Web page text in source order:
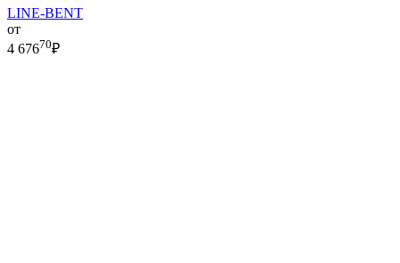
LINE-BENT
от
4 67670₽